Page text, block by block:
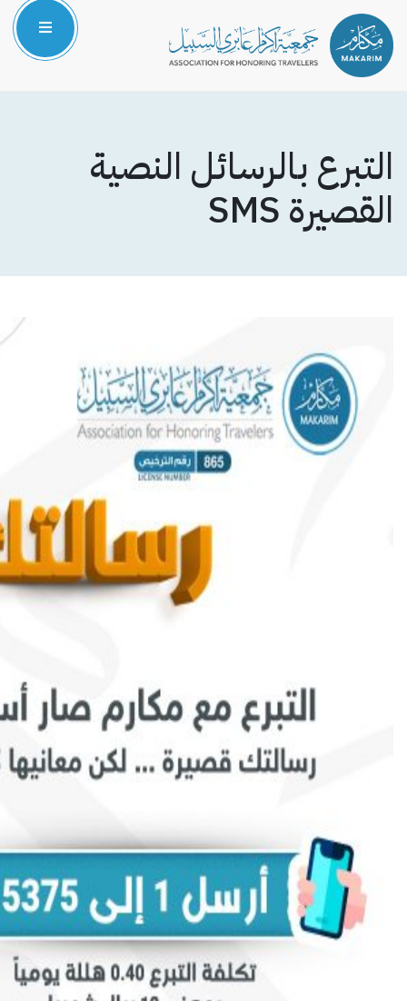
المركز الإعلامي
البرامج والمشاريع
التبرع بالرسائل النصية
القصيرة SMS